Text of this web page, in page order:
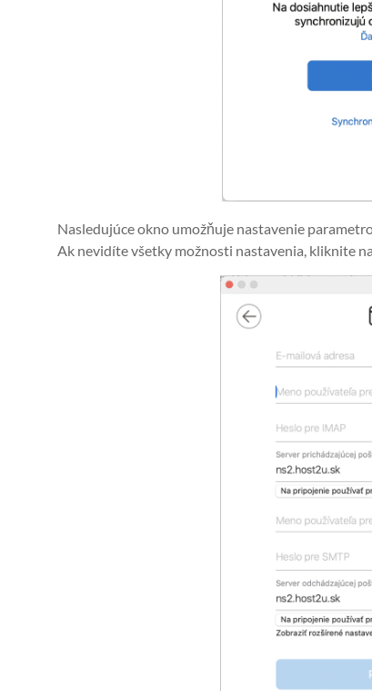
Nasledujúce okno umožňuje nastavenie
Ak nevidíte všetky možnosti nastavenia, kliknite